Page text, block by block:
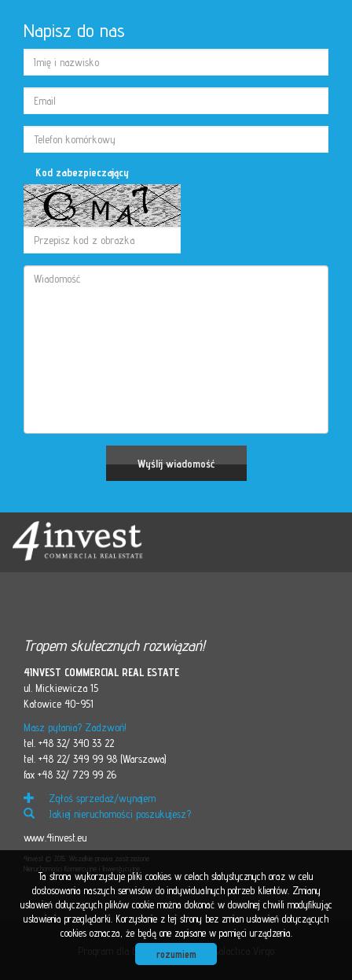
Napisz do nas
Kod zabezpieczający
Tropem skutecznych rozwiązań!
4INVEST COMMERCIAL REAL ESTATE
ul. Mickiewicza 15
Katowice 40-951
Masz pytania? Zadzwoń!
tel. +48 32/ 340 33 22
tel. +48 22/ 349 99 98 (Warszawa)
fax +48 32/ 729 99 26
Zgłoś sprzedaż/wynajem
Jakiej nieruchomości poszukujesz?
www.4invest.eu
4invest © 2015. Wszelkie prawa zastrzeżone
Nieruchomości Komercyjne i Inwestycyjne
Program dla biur nieruchomości
Ta strona wykorzystuje pliki cookies w celach statystycznych oraz w celu
dostosowania naszych serwisów do indywidualnych potrzeb klientów. Zmiany
ustawień dotyczących plików cookie można dokonać w dowolnej chwili modyfikując
ustawienia przeglądarki. Korzystanie z tej strony bez zmian ustawień dotyczących
cookies oznacza, że będą one zapisane w pamięci urządzenia.
rozumiem